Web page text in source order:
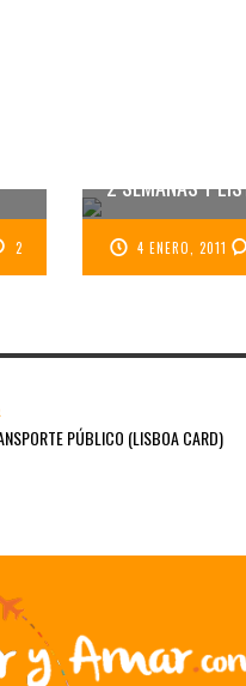
2
2 SEMANAS Y
4 ENERO, 2011
PÚBLICO (LISBOA CARD)